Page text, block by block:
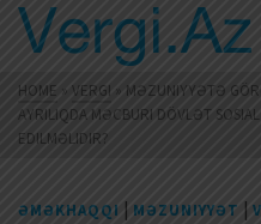
HOME » VERGI » MƏZUNIYYƏTƏ
AYRILIQDA MƏCBURI DÖVLƏT
EDILMƏLIDIR?
ƏMƏKHAQQI | MƏZUNIYYƏT |